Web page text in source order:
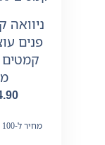
ניוואה
פנים
מחיר ל-100 מ"ל: